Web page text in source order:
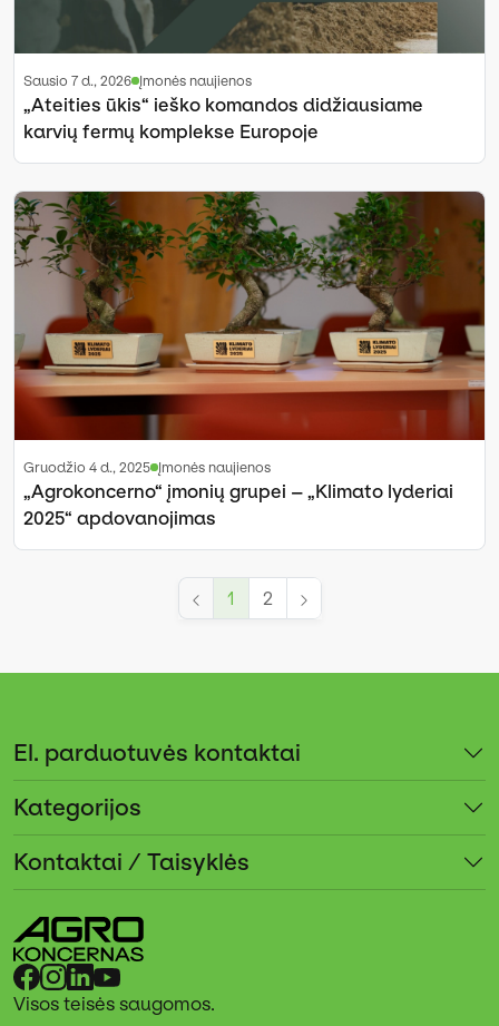
sausio 7 d., 2026 Įmonės naujienos
„Ateities ūkis“ ieško komandos didžiausiame
karvių fermų komplekse Europoje
gruodžio 4 d., 2025 Įmonės naujienos
„Agrokoncerno“ įmonių grupei – „Klimato lyderiai
2025“ apdovanojimas
1 2
El. parduotuvės kontaktai
Kategorijos
Kontaktai / Taisyklės
Visos teisės saugomos.